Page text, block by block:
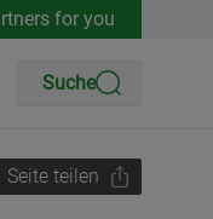
for you
Suche
Seite teilen